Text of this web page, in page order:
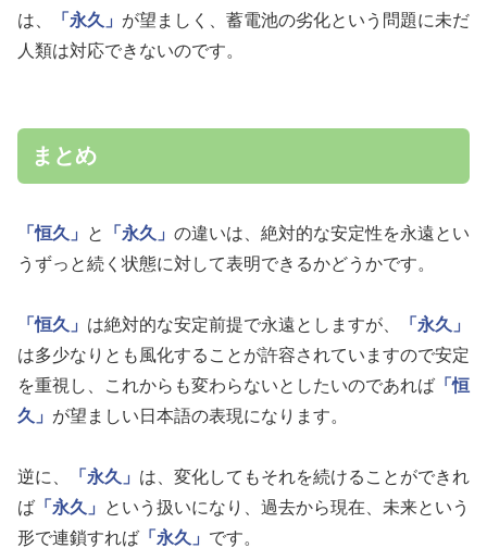
は、
「永久」 が望ましく、蓄電池の劣化という問題に未だ
人類は対応できないのです。
まとめ
「恒久」 と 「永久」 の違いは、絶対的な安定性を永遠とい
うずっと続く状態に対して表明できるかどうかです。
「恒久」 は絶対的な安定前提で永遠としますが、
「永久」
は多少なりとも風化することが許容されていますので安定
を重視し、これからも変わらないとしたいのであれば 「恒
久」 が望ましい日本語の表現になります。
逆に、 「永久」 は、変化してもそれを続けることができれ
ば 「永久」
という扱いになり、過去から現在、未来という
形で連鎖すれば 「永久」 です。